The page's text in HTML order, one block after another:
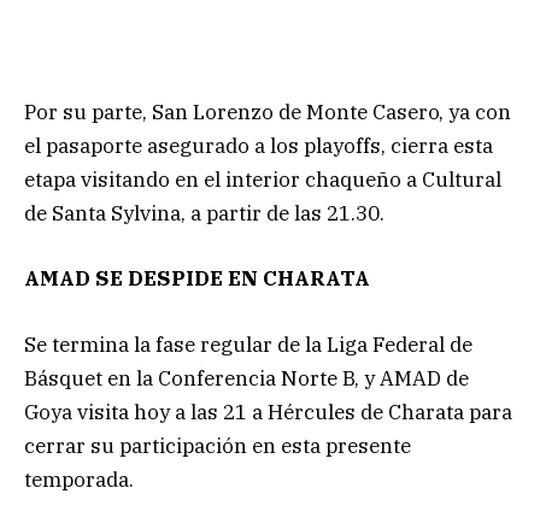
Por su parte, San Lorenzo de Monte Casero, ya con
el pasaporte asegurado a los playoffs, cierra esta
etapa visitando en el interior chaqueño a Cultural
de Santa Sylvina, a partir de las 21.30.
AMAD SE DESPIDE EN CHARATA
Se termina la fase regular de la Liga Federal de
Básquet en la Conferencia Norte B, y AMAD de
Goya visita hoy a las 21 a Hércules de Charata para
cerrar su participación en esta presente
temporada.